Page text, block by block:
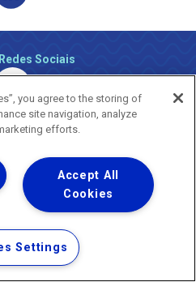
Sociais
2026 - Todos os Direitos Reservados.
movimenta a vida
de Sites e Aplicativos
e Proteção de Dados
you agree to the storing of
site navigation, analyze
efforts.
Accept All
Cookies
Settings